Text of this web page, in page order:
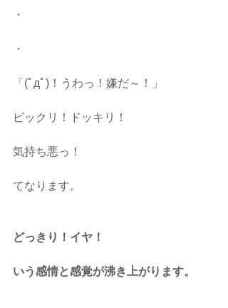
・
・
「(ﾟдﾟ)！うわっ！嫌だ～！」
ビックリ！ドッキリ！
気持ち悪っ！
てなります。
どっきり！イヤ！
いう感情と感覚が沸き上がります。